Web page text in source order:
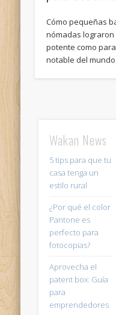
Cómo pequeñas
nómadas
potente como
notable del
Wakan News
5 tips para que tu
casa tenga un
estilo rural
¿Por qué el color
Pantone es
perfecto para
fotocopias?
Aprovecha el
patent box: Guía
para
emprendedores